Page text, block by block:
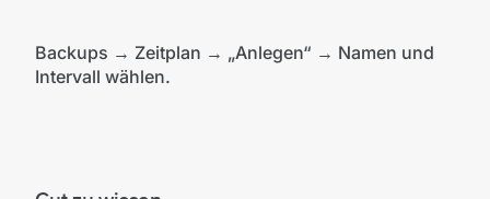
Backups → Zeitplan → „Anlegen“ → Namen und
Intervall wählen.